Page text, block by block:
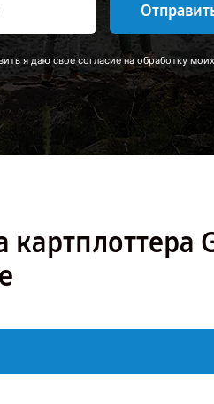
я даю свое согласие на обработку моих